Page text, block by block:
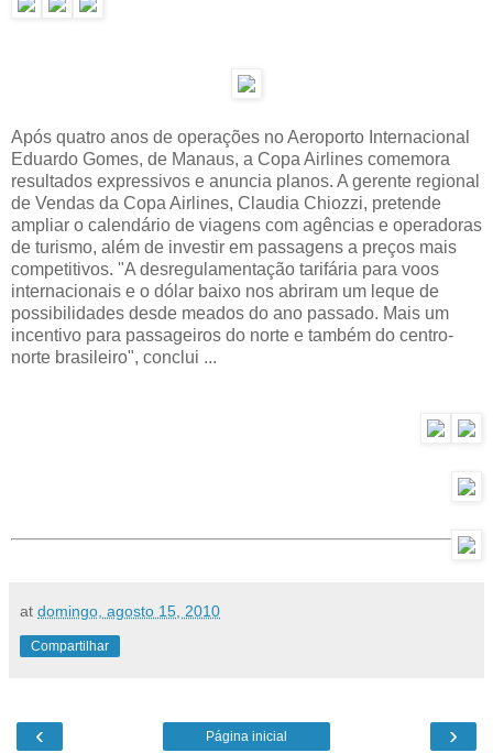
Após quatro anos de operações no Aeroporto Internacional
Eduardo Gomes, de Manaus, a Copa Airlines comemora
resultados expressivos e anuncia planos. A gerente regional
de Vendas da Copa Airlines, Claudia Chiozzi, pretende
ampliar o calendário de viagens com agências e operadoras
de turismo, além de investir em passagens a preços mais
competitivos. "A desregulamentação tarifária para voos
internacionais e o dólar baixo nos abriram um leque de
possibilidades desde meados do ano passado. Mais um
incentivo para passageiros do norte e também do centro-
norte brasileiro", conclui ...
at domingo, agosto 15, 2010
Compartilhar
‹ ›
Página inicial